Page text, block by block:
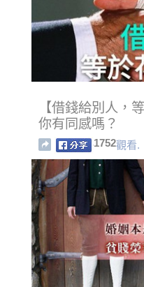
【借錢給別人，
你有同感嗎？
1752觀看.